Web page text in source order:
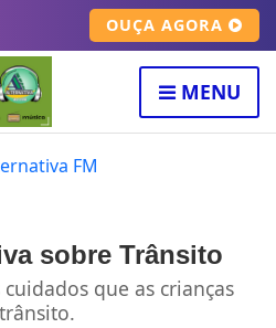
OUÇA AGORA
MENU
sobre Trânsito
que as crianças